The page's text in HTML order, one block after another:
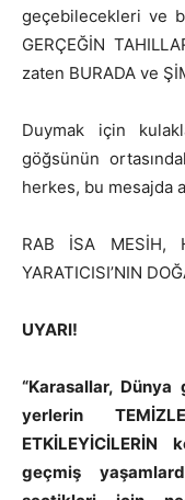
geçebilecekleri ve
GERÇEĞİN
zaten BURADA ve
Duymak için
göğsünün
herkes, bu mesajda
RAB İSA MESİH,
YARATICISI’NIN
UYARI!
“Karasallar,
yerlerin
ETKİLEYİCİLERİN
geçmiş